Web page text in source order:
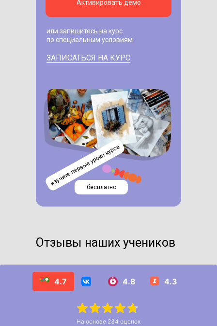
или запишитесь на курс
по специальным условиям
Активировать демо
бесплатно
изучите первые уроки курса
ЗАПИСАТЬСЯ НА КУРС
Отзывы наших учеников
4.7 4.8 4.3
На основе 234 оценок